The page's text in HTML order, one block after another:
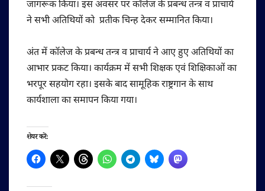
जागरूक किया। इस अवसर पर कॉलेज के प्रबन्ध तन्त्र व प्राचार्य
ने सभी अतिथियों को प्रतीक चिन्ह देकर सम्मानित किया।
अंत में कॉलेज के प्रबन्ध तन्त्र व प्राचार्य ने आए हुए अतिथियों का
आभार प्रकट किया। कार्यक्रम में सभी शिक्षक एवं शिक्षिकाओं का
भरपूर सहयोग रहा। इसके बाद सामूहिक राष्ट्रगान के साथ
कार्यशाला का समापन किया गया।
शेयर करें: